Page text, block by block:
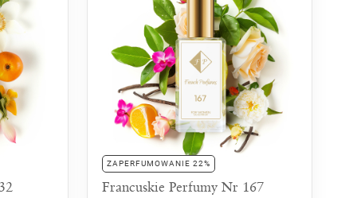
ZAPERFUMOWANIE 22%
Francuskie Perfumy Nr 167